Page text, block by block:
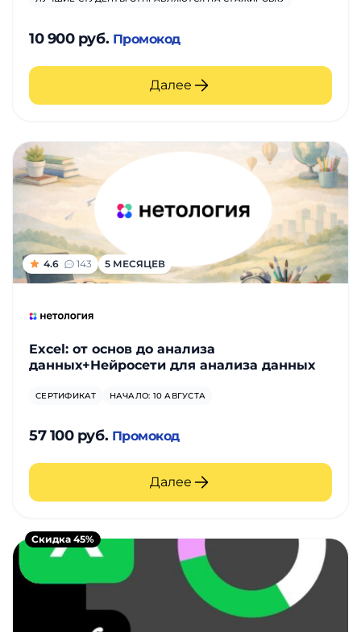
10 900 руб. Промокод
Далее
4.6 143 5 МЕСЯЦЕВ
Excel: от основ до анализа
данных+Нейросети для анализа данных
СЕРТИФИКАТ НАЧАЛО: 10 АВГУСТА
57 100 руб. Промокод
Далее
Скидка 45%